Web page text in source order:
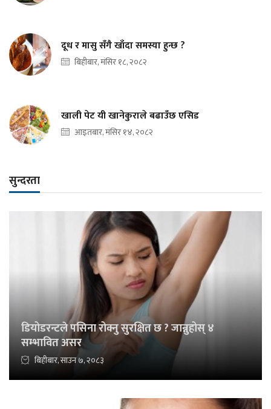
दूध र मासु सँगै खाँदा समस्या हुन्छ ?
बिहीबार, मंसिर १८, २०८२
खाली पेट यी खानेकुराले बढाउँछ एसिड
आइतबार, मंसिर १४, २०८२
सुन्दरता
डियोडरन्टले पसिना रोक्नु सुरक्षित छ ? जान्नुहोस् ४
सम्भावित असर
बिहीबार, साउन ७, २०८३